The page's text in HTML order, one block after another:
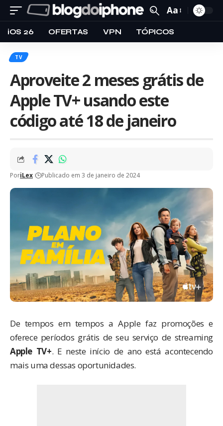
Aa
iOS 26 OFERTAS VPN TÓPICOS
TV
Aproveite 2 meses grátis de
Apple TV+ usando este
código até 18 de janeiro
PoriLex Publicado em 3 de janeiro de 2024
De tempos em tempos a Apple faz promoções e
oferece períodos grátis de seu serviço de streaming
Apple TV+. E neste início de ano está acontecendo
mais uma dessas oportunidades.